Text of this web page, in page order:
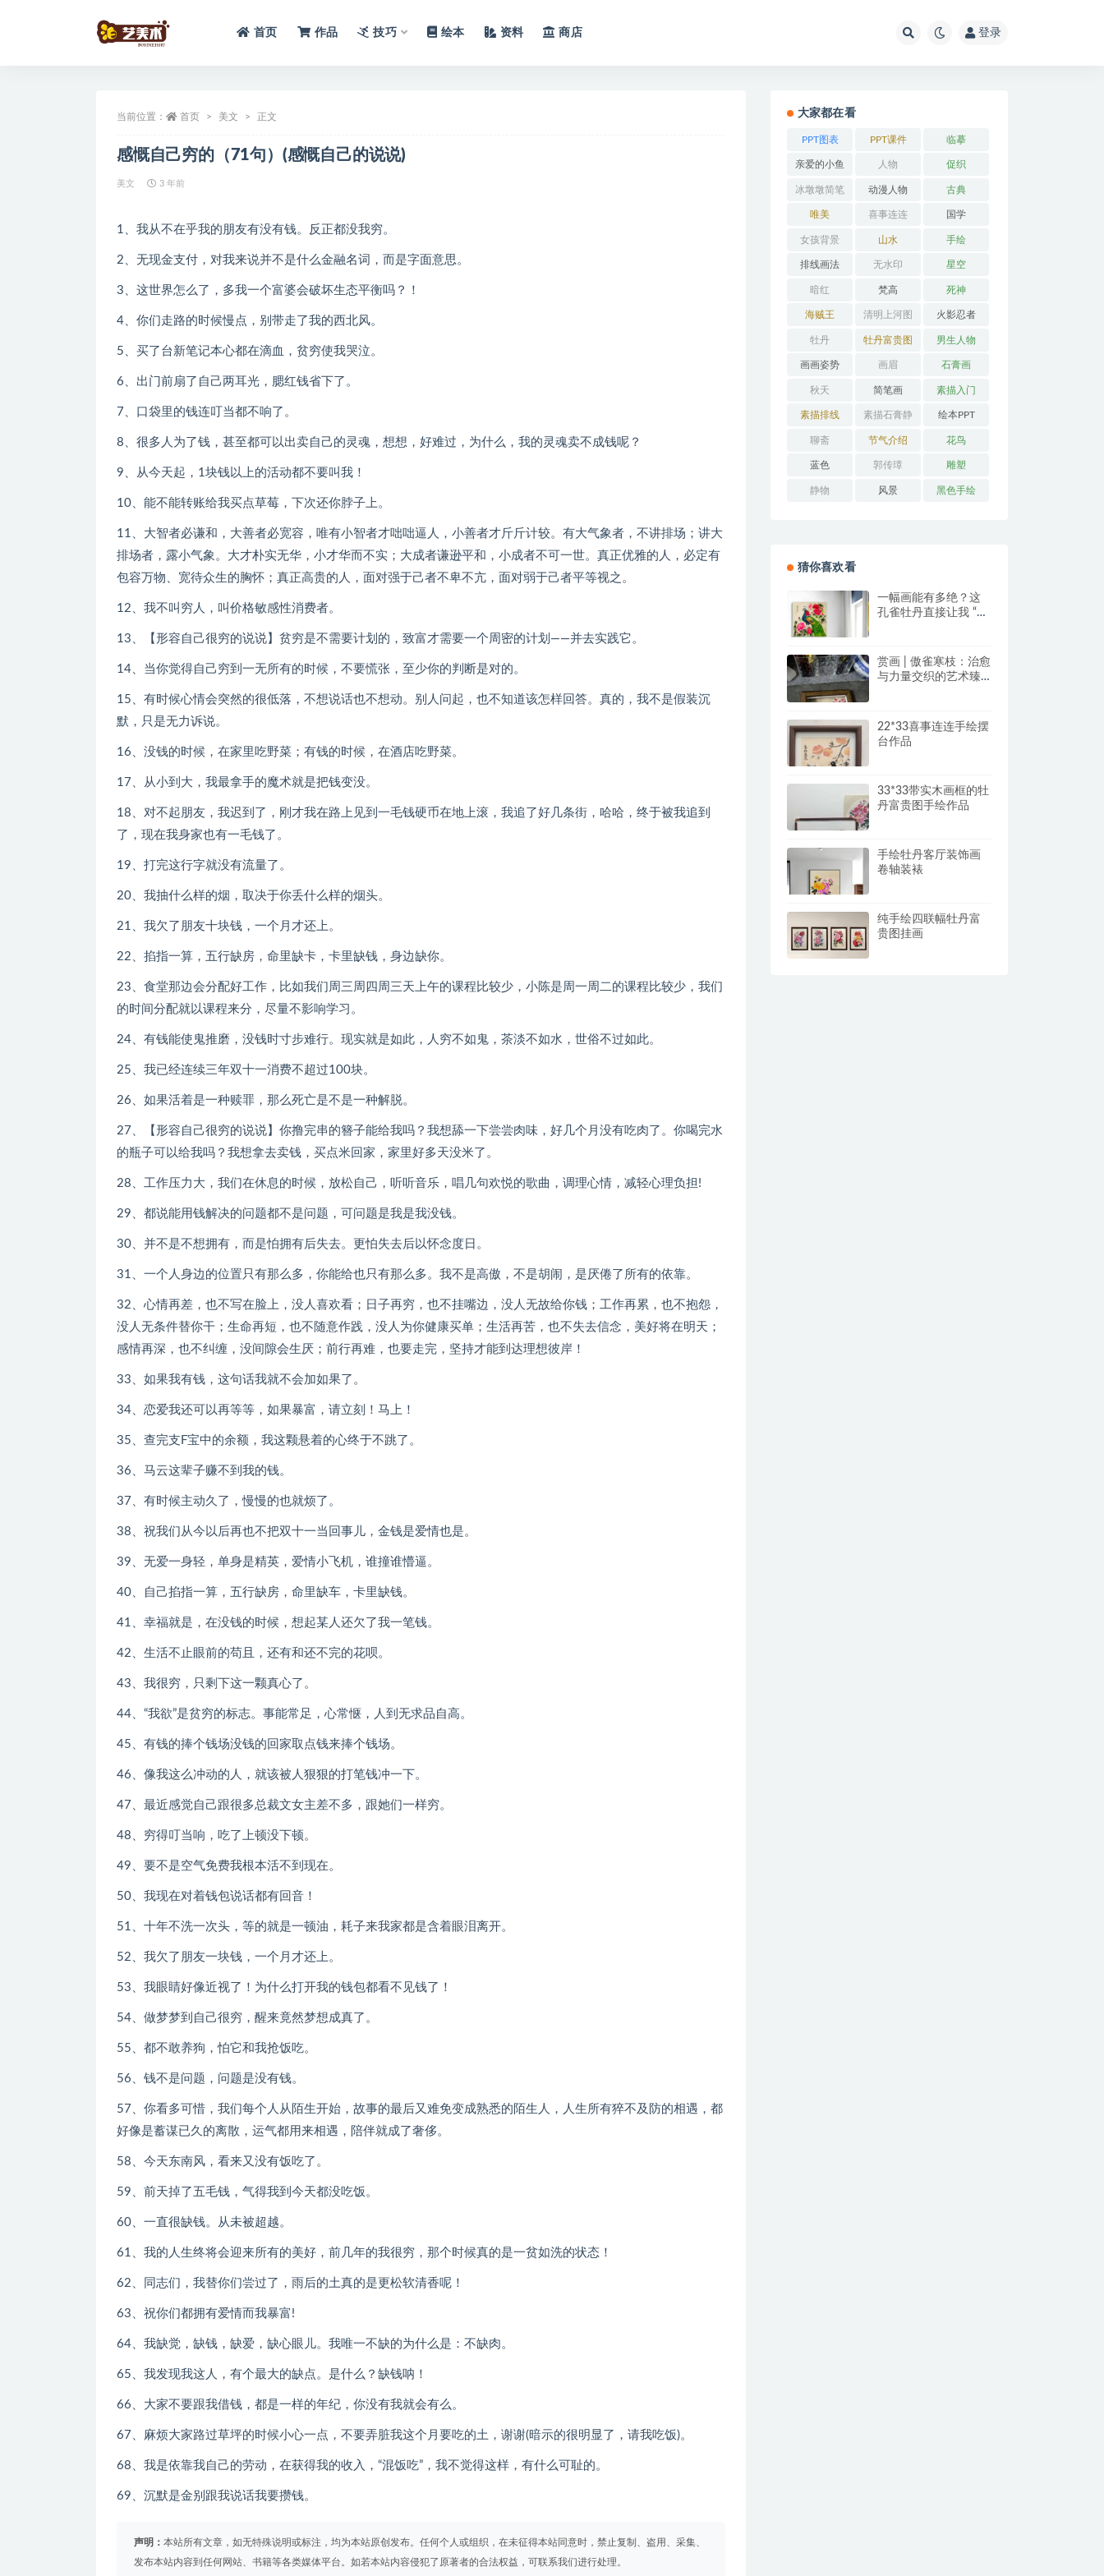
首页 作品 技巧 绘本 资料 商店 登录
当前位置： 首页 美文 正文
感慨自己穷的（71句）(感慨自己的说说)
美文 3 年前
1、我从不在乎我的朋友有没有钱。反正都没我穷。
2、无现金支付，对我来说并不是什么金融名词，而是字面意思。
3、这世界怎么了，多我一个富婆会破坏生态平衡吗？！
4、你们走路的时候慢点，别带走了我的西北风。
5、买了台新笔记本心都在滴血，贫穷使我哭泣。
6、出门前扇了自己两耳光，腮红钱省下了。
7、口袋里的钱连叮当都不响了。
8、很多人为了钱，甚至都可以出卖自己的灵魂，想想，好难过，为什么，我的灵魂卖不成钱呢？
9、从今天起，1块钱以上的活动都不要叫我！
10、能不能转账给我买点草莓，下次还你脖子上。
11、大智者必谦和，大善者必宽容，唯有小智者才咄咄逼人，小善者才斤斤计较。有大气象者，不讲排场；讲大
排场者，露小气象。大才朴实无华，小才华而不实；大成者谦逊平和，小成者不可一世。真正优雅的人，必定有
包容万物、宽待众生的胸怀；真正高贵的人，面对强于己者不卑不亢，面对弱于己者平等视之。
12、我不叫穷人，叫价格敏感性消费者。
13、【形容自己很穷的说说】贫穷是不需要计划的，致富才需要一个周密的计划——并去实践它。
14、当你觉得自己穷到一无所有的时候，不要慌张，至少你的判断是对的。
15、有时候心情会突然的很低落，不想说话也不想动。别人问起，也不知道该怎样回答。真的，我不是假装沉
默，只是无力诉说。
16、没钱的时候，在家里吃野菜；有钱的时候，在酒店吃野菜。
17、从小到大，我最拿手的魔术就是把钱变没。
18、对不起朋友，我迟到了，刚才我在路上见到一毛钱硬币在地上滚，我追了好几条街，哈哈，终于被我追到
了，现在我身家也有一毛钱了。
19、打完这行字就没有流量了。
20、我抽什么样的烟，取决于你丢什么样的烟头。
21、我欠了朋友十块钱，一个月才还上。
22、掐指一算，五行缺房，命里缺卡，卡里缺钱，身边缺你。
23、食堂那边会分配好工作，比如我们周三周四周三天上午的课程比较少，小陈是周一周二的课程比较少，我们
的时间分配就以课程来分，尽量不影响学习。
24、有钱能使鬼推磨，没钱时寸步难行。现实就是如此，人穷不如鬼，茶淡不如水，世俗不过如此。
25、我已经连续三年双十一消费不超过100块。
26、如果活着是一种赎罪，那么死亡是不是一种解脱。
27、【形容自己很穷的说说】你撸完串的簪子能给我吗？我想舔一下尝尝肉味，好几个月没有吃肉了。你喝完水
的瓶子可以给我吗？我想拿去卖钱，买点米回家，家里好多天没米了。
28、工作压力大，我们在休息的时候，放松自己，听听音乐，唱几句欢悦的歌曲，调理心情，减轻心理负担!
29、都说能用钱解决的问题都不是问题，可问题是我是我没钱。
30、并不是不想拥有，而是怕拥有后失去。更怕失去后以怀念度日。
31、一个人身边的位置只有那么多，你能给也只有那么多。我不是高傲，不是胡闹，是厌倦了所有的依靠。
32、心情再差，也不写在脸上，没人喜欢看；日子再穷，也不挂嘴边，没人无故给你钱；工作再累，也不抱怨，
没人无条件替你干；生命再短，也不随意作践，没人为你健康买单；生活再苦，也不失去信念，美好将在明天；
感情再深，也不纠缠，没间隙会生厌；前行再难，也要走完，坚持才能到达理想彼岸！
33、如果我有钱，这句话我就不会加如果了。
34、恋爱我还可以再等等，如果暴富，请立刻！马上！
35、查完支F宝中的余额，我这颗悬着的心终于不跳了。
36、马云这辈子赚不到我的钱。
37、有时候主动久了，慢慢的也就烦了。
38、祝我们从今以后再也不把双十一当回事儿，金钱是爱情也是。
39、无爱一身轻，单身是精英，爱情小飞机，谁撞谁懵逼。
40、自己掐指一算，五行缺房，命里缺车，卡里缺钱。
41、幸福就是，在没钱的时候，想起某人还欠了我一笔钱。
42、生活不止眼前的苟且，还有和还不完的花呗。
43、我很穷，只剩下这一颗真心了。
44、“我欲”是贫穷的标志。事能常足，心常惬，人到无求品自高。
45、有钱的捧个钱场没钱的回家取点钱来捧个钱场。
46、像我这么冲动的人，就该被人狠狠的打笔钱冲一下。
47、最近感觉自己跟很多总裁文女主差不多，跟她们一样穷。
48、穷得叮当响，吃了上顿没下顿。
49、要不是空气免费我根本活不到现在。
50、我现在对着钱包说话都有回音！
51、十年不洗一次头，等的就是一顿油，耗子来我家都是含着眼泪离开。
52、我欠了朋友一块钱，一个月才还上。
53、我眼睛好像近视了！为什么打开我的钱包都看不见钱了！
54、做梦梦到自己很穷，醒来竟然梦想成真了。
55、都不敢养狗，怕它和我抢饭吃。
56、钱不是问题，问题是没有钱。
57、你看多可惜，我们每个人从陌生开始，故事的最后又难免变成熟悉的陌生人，人生所有猝不及防的相遇，都
好像是蓄谋已久的离散，运气都用来相遇，陪伴就成了奢侈。
58、今天东南风，看来又没有饭吃了。
59、前天掉了五毛钱，气得我到今天都没吃饭。
60、一直很缺钱。从未被超越。
61、我的人生终将会迎来所有的美好，前几年的我很穷，那个时候真的是一贫如洗的状态！
62、同志们，我替你们尝过了，雨后的土真的是更松软清香呢！
63、祝你们都拥有爱情而我暴富!
64、我缺觉，缺钱，缺爱，缺心眼儿。我唯一不缺的为什么是：不缺肉。
65、我发现我这人，有个最大的缺点。是什么？缺钱呐！
66、大家不要跟我借钱，都是一样的年纪，你没有我就会有么。
67、麻烦大家路过草坪的时候小心一点，不要弄脏我这个月要吃的土，谢谢(暗示的很明显了，请我吃饭)。
68、我是依靠我自己的劳动，在获得我的收入，“混饭吃”，我不觉得这样，有什么可耻的。
69、沉默是金别跟我说话我要攒钱。
声明： 本站所有文章，如无特殊说明或标注，均为本站原创发布。任何个人或组织，在未征得本站同意时，禁止复制、盗用、采集、
发布本站内容到任何网站、书籍等各类媒体平台。如若本站内容侵犯了原著者的合法权益，可联系我们进行处理。
大家都在看
PPT图表 PPT课件 临摹
亲爱的小鱼 人物 促织
冰墩墩简笔
画
动漫人物 古典
唯美 喜事连连 国学
女孩背景 山水 手绘
排线画法 无水印 星空
暗红 梵高 死神
海贼王 清明上河图 火影忍者
牡丹 牡丹富贵图 男生人物
画画姿势 画眉 石膏画
秋天 简笔画 素描入门
素描排线 素描石膏静
物
绘本PPT
聊斋 节气介绍 花鸟
蓝色 郭传璋 雕塑
静物 风景 黑色手绘
猜你喜欢看
一幅画能有多绝？这
孔雀牡丹直接让我 “哇
赏画 | 傲雀寒枝：治愈
与力量交织的艺术臻
22*33喜事连连手绘摆
台作品
33*33带实木画框的牡
丹富贵图手绘作品
手绘牡丹客厅装饰画
卷轴装裱
纯手绘四联幅牡丹富
贵图挂画